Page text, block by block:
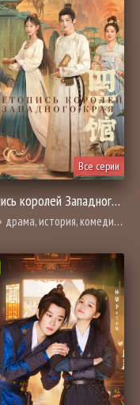
Все серии
Летопись королей Западного края
драма, история, комедия, мелодрама, романтика